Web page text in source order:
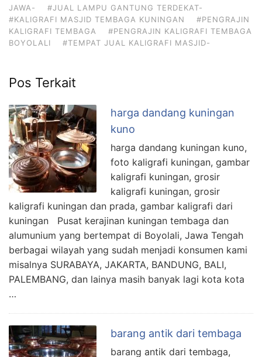
JAWA-
#JUAL LAMPU GANTUNG TERDEKAT-
#KALIGRAFI MASJID TEMBAGA KUNINGAN
#PENGRAJIN
KALIGRAFI TEMBAGA
#PENGRAJIN KALIGRAFI TEMBAGA
BOYOLALI
#TEMPAT JUAL KALIGRAFI MASJID-
Pos Terkait
harga dandang kuningan
kuno
harga dandang kuningan kuno,
foto kaligrafi kuningan, gambar
kaligrafi kuningan, grosir
kaligrafi kuningan, grosir
kaligrafi kuningan dan prada, gambar kaligrafi dari
kuningan Pusat kerajinan kuningan tembaga dan
alumunium yang bertempat di Boyolali, Jawa Tengah
berbagai wilayah yang sudah menjadi konsumen kami
misalnya SURABAYA, JAKARTA, BANDUNG, BALI,
PALEMBANG, dan lainya masih banyak lagi kota kota
…
barang antik dari tembaga
barang antik dari tembaga,